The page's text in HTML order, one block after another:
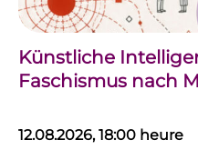
Künstliche
Faschismus nach
12.08.2026, 18:00 heure